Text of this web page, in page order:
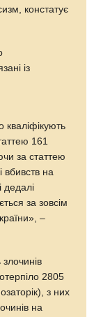
констатує
із
кваліфікують
161
за статтею
вбивств на
дедалі
за зовсім
–
2805
з них
на